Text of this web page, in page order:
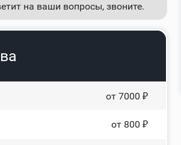
на ваши вопросы, звоните.
от 7000 ₽
от 800 ₽